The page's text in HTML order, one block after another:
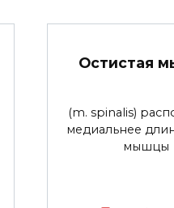
Остистая
(m. spinalis)
медиальнее
мышцы